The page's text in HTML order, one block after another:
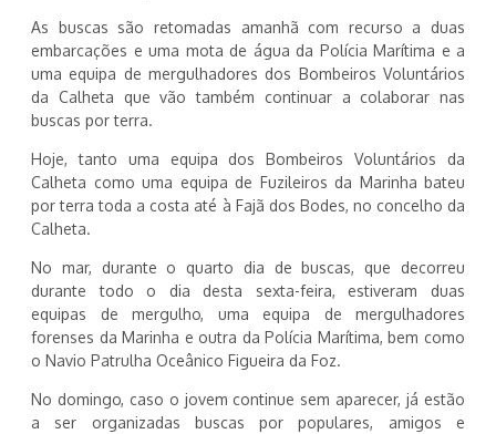
As buscas são retomadas amanhã com recurso a duas
embarcações e uma mota de água da Polícia Marítima e a
uma equipa de mergulhadores dos Bombeiros Voluntários
da Calheta que vão também continuar a colaborar nas
buscas por terra.
Hoje, tanto uma equipa dos Bombeiros Voluntários da
Calheta como uma equipa de Fuzileiros da Marinha bateu
por terra toda a costa até à Fajã dos Bodes, no concelho da
Calheta.
No mar, durante o quarto dia de buscas, que decorreu
durante todo o dia desta sexta-feira, estiveram duas
equipas de mergulho, uma equipa de mergulhadores
forenses da Marinha e outra da Polícia Marítima, bem como
o Navio Patrulha Oceânico Figueira da Foz.
No domingo, caso o jovem continue sem aparecer, já estão
a ser organizadas buscas por populares, amigos e